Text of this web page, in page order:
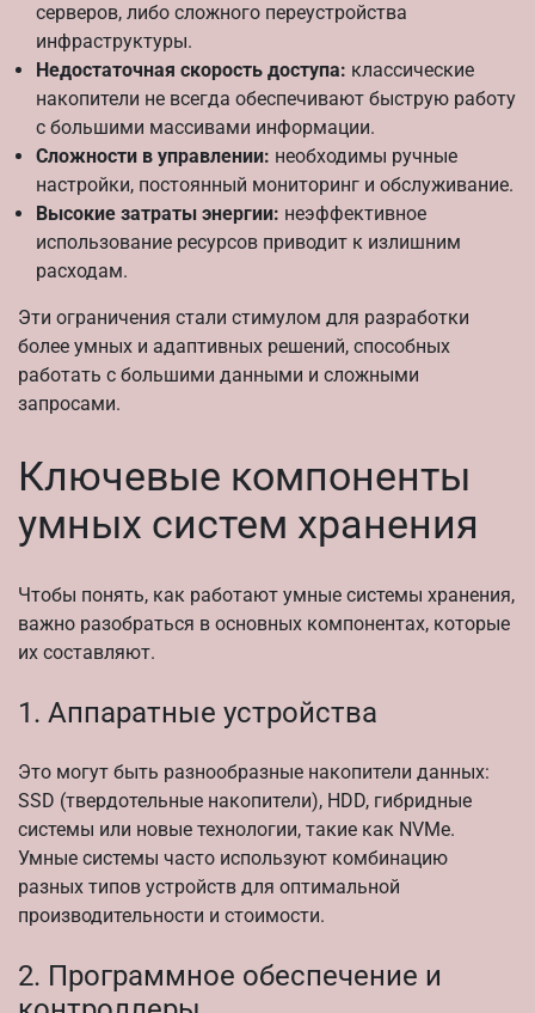
серверов, либо сложного переустройства
инфраструктуры.
Недостаточная скорость доступа: классические
накопители не всегда обеспечивают быструю работу
с большими массивами информации.
Сложности в управлении: необходимы ручные
настройки, постоянный мониторинг и обслуживание.
Высокие затраты энергии: неэффективное
использование ресурсов приводит к излишним
расходам.
Эти ограничения стали стимулом для разработки
более умных и адаптивных решений, способных
работать с большими данными и сложными
запросами.
Ключевые компоненты
умных систем хранения
Чтобы понять, как работают умные системы хранения,
важно разобраться в основных компонентах, которые
их составляют.
1. Аппаратные устройства
Это могут быть разнообразные накопители данных:
SSD (твердотельные накопители), HDD, гибридные
системы или новые технологии, такие как NVMe.
Умные системы часто используют комбинацию
разных типов устройств для оптимальной
производительности и стоимости.
2. Программное обеспечение и